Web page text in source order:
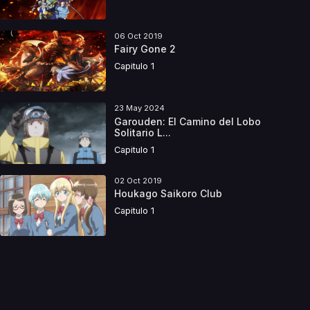
06 Oct 2019
Fairy Gone 2
Capitulo 1
23 May 2024
Garouden: El Camino del Lobo
Solitario L...
Capitulo 1
02 Oct 2019
Houkago Saikoro Club
Capitulo 1